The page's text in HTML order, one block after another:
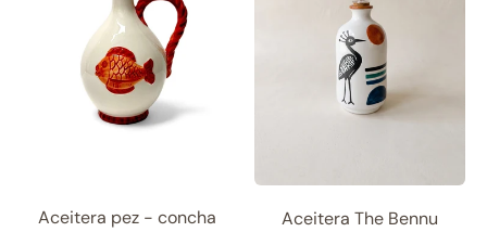
Aceitera pez - concha Aceitera The Bennu